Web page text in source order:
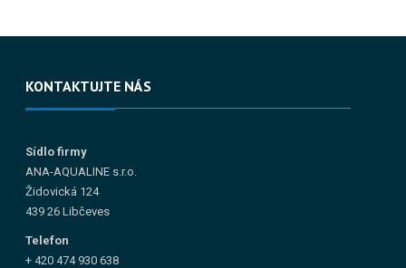
KONTAKTUJTE NÁS
Sídlo firmy
ANA-AQUALINE s.r.o.
Židovická 124
439 26 Libčeves
Telefon
+ 420 474 930 638